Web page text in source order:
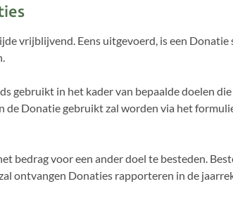
vrijblijvend. Eens uitgevoerd, is een
gebruikt in het kader van bepaalde doelen
de Donatie gebruikt zal worden via het
bedrag voor een ander doel te besteden.
ontvangen Donaties rapporteren in de